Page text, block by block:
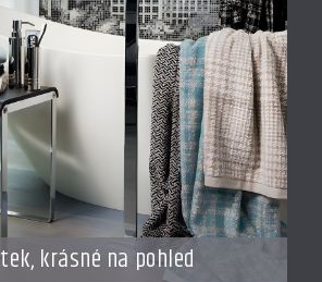
krásné na pohled